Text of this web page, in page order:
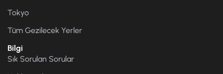
Tokyo
Tüm Gezilecek Yerler
Bilgi
Sık Sorulan Sorular